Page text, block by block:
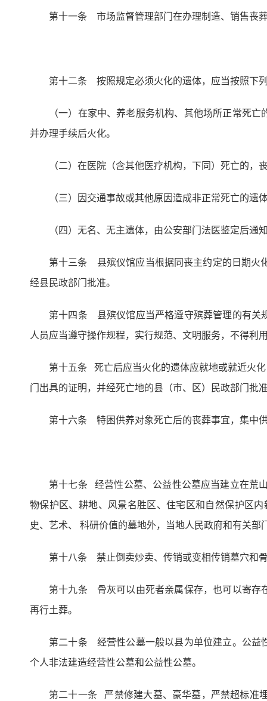
第十一条 市场监督管理部门在办理制造、销售丧
第十二条 按照规定必须火化的遗体，应当按照下
（一）在家中、养老服务机构、其他场所正常死
并办理手续后火化。
（二）在医院（含其他医疗机构，下同）死亡的
（三）因交通事故或其他原因造成非正常死亡的
（四）无名、无主遗体，由公安部门法医鉴定后
第十三条 县殡仪馆应当根据同丧主约定的日期火
经县民政部门批准。
第十四条 县殡仪馆应当严格遵守殡葬管理的有关
人员应当遵守操作规程，实行规范、文明服务，不得利
第十五条 死亡后应当火化的遗体应就地或就近火
门出具的证明，并经死亡地的县（市、区）民政部门批
第十六条 特困供养对象死亡后的丧葬事宜，集中
第十七条 经营性公墓、公益性公墓应当建立在荒
物保护区、耕地、风景名胜区、住宅区和自然保护区
史、艺术、 科研价值的墓地外，当地人民政府和有关
第十八条 禁止倒卖炒卖、传销或变相传销墓穴和
第十九条 骨灰可以由死者亲属保存，也可以寄存
再行土葬。
第二十条 经营性公墓一般以县为单位建立。公益
个人非法建造经营性公墓和公益性公墓。
第二十一条 严禁修建大墓、豪华墓，严禁超标准